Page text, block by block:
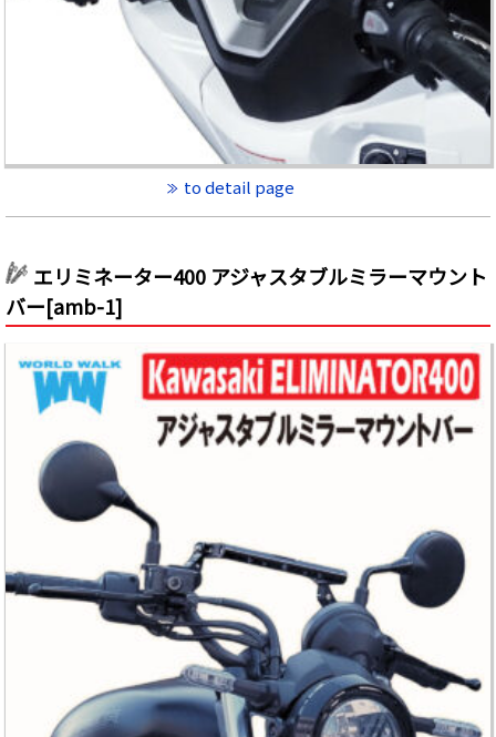
to detail page
エリミネーター400 アジャスタブルミラーマウント
バー[amb-1]